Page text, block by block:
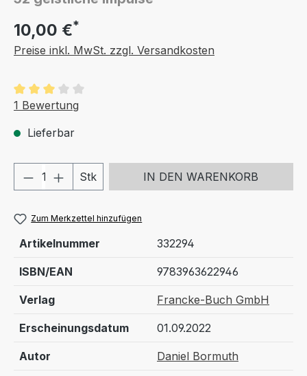
10,00 €*
Preise inkl. MwSt. zzgl. Versandkosten
Durchschnittliche Bewertung von 3 von 5 Sternen
1 Bewertung
Lieferbar
Produkt Anzahl: Gib den
Stk IN DEN WARENKORB
Zum Merkzettel hinzufügen
Artikelnummer 332294
ISBN/EAN 9783963622946
Verlag Francke-Buch GmbH
Erscheinungsdatum 01.09.2022
Autor Daniel Bormuth